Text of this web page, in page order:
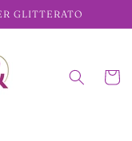
GLITTERATO